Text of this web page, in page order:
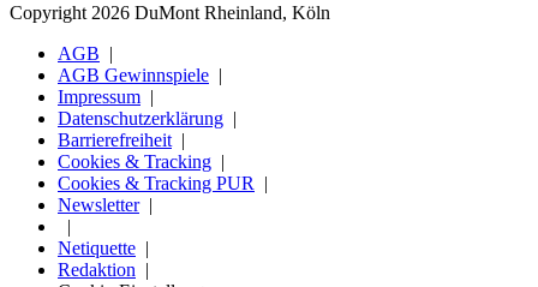
Copyright 2026 DuMont Rheinland, Köln
AGB
AGB Gewinnspiele
Impressum
Datenschutzerklärung
Barrierefreiheit
Cookies & Tracking
Cookies & Tracking PUR
Newsletter
Netiquette
Redaktion